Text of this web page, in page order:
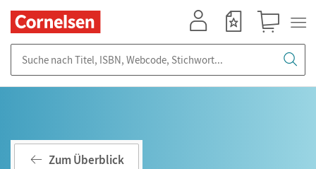
Zum Überblick